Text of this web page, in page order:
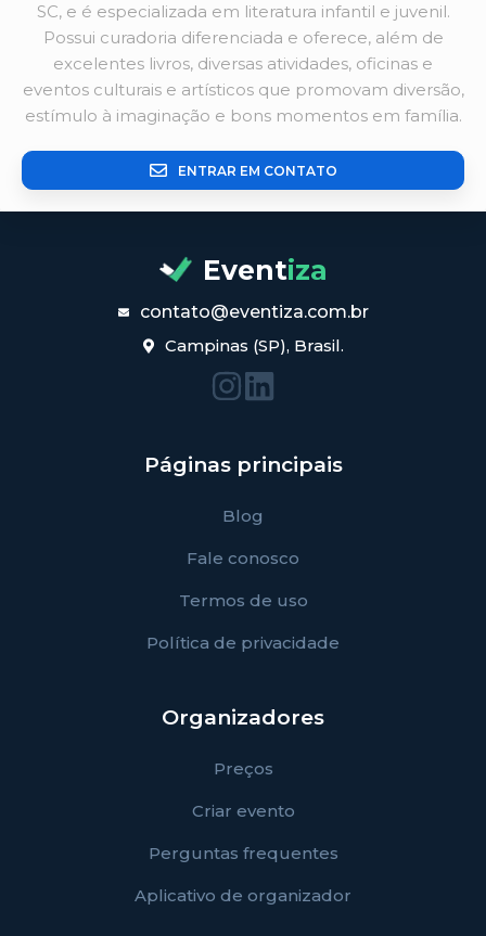
SC, e é especializada em literatura infantil e juvenil.
Possui curadoria diferenciada e oferece, além de
excelentes livros, diversas atividades, oficinas e
eventos culturais e artísticos que promovam diversão,
estímulo à imaginação e bons momentos em família.
ENTRAR EM CONTATO
Eventiza
contato@eventiza.com.br
Campinas (SP), Brasil.
Páginas principais
Blog
Fale conosco
Termos de uso
Política de privacidade
Organizadores
Preços
Criar evento
Perguntas frequentes
Aplicativo de organizador